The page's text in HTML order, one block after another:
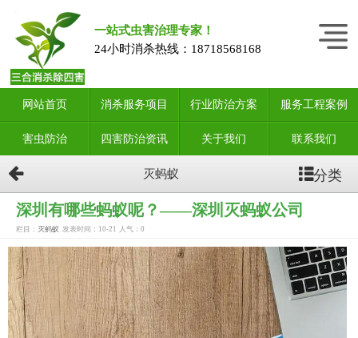
一站式虫害治理专家！
24小时消杀热线： 18718568168
网站首页 消杀服务项目 行业防治方案 服务工程案例
害虫防治 四害防治资讯 关于我们 联系我们
灭蚂蚁 分类
深圳有哪些蚂蚁呢？——深圳灭蚂蚁公司
栏目： 灭蚂蚁 发表时间：10-21 人气： 0